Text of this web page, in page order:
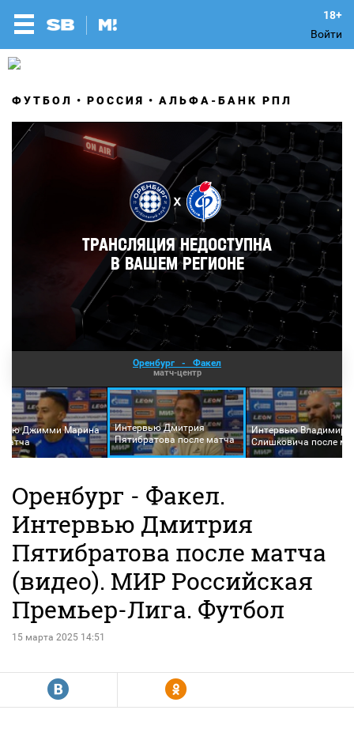
Войти
ФУТБОЛ РОССИЯ АЛЬФА-БАНК РПЛ
Оренбург - Факел
матч-центр
Джимми Марина
матча
Интервью Дмитрия
Пятибратова после матча
Интервью Владимира
Слишковича после
Оренбург - Факел.
Интервью Дмитрия
Пятибратова после матча
(видео). МИР Российская
Премьер-Лига. Футбол
15 марта 2025 14:51
R Y